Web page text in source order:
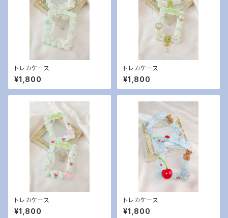
トレカケース
¥1,800
トレカケース
¥1,800
トレカケース
¥1,800
トレカケース
¥1,800